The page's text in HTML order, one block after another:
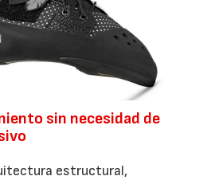
sin necesidad de
estructural,